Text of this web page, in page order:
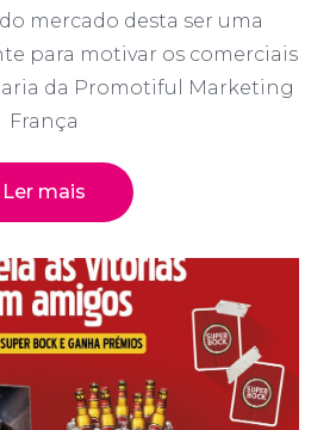
mercado desta ser uma
para motivar os comerciais
da Promotiful Marketing
França
Ler mais